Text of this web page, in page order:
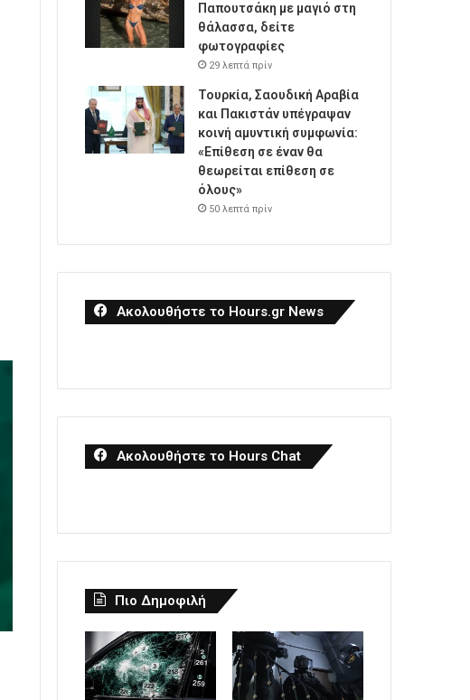
Παπουτσάκη με μαγιό στη
θάλασσα, δείτε
φωτογραφίες
29 λεπτά πρίν
Τουρκία, Σαουδική Αραβία
και Πακιστάν υπέγραψαν
κοινή αμυντική συμφωνία:
«Επίθεση σε έναν θα
θεωρείται επίθεση σε
όλους»
50 λεπτά πρίν
Ακολουθήστε το Hours.gr News
Ακολουθήστε το Hours Chat
Πιο Δημοφιλή